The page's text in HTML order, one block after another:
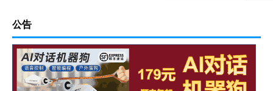
公告